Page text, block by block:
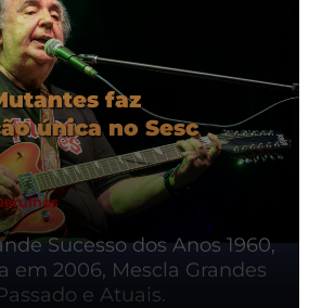
faz
única no Sesc
Sucesso dos Anos 1960,
em 2006, Mescla Grandes
e Atuais.